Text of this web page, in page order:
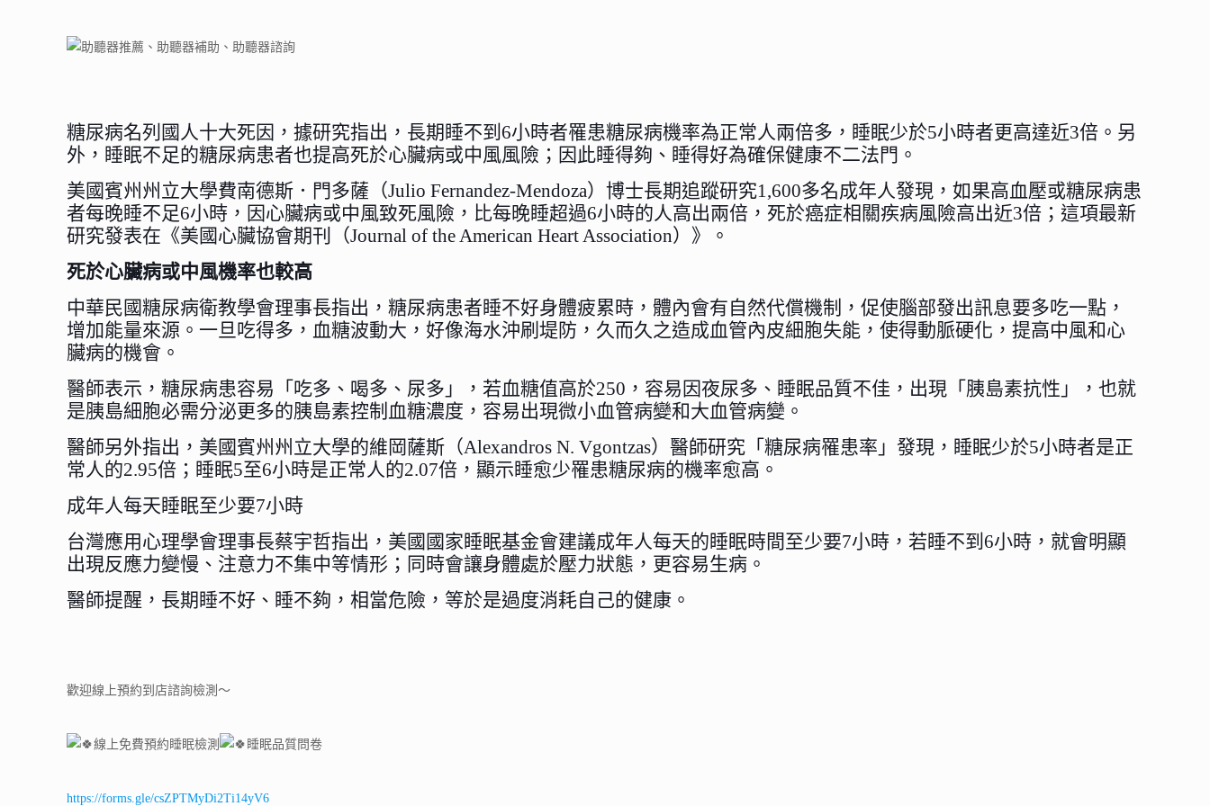
糖尿病名列國人十大死因，據研究指出，長期睡不到6小時者罹患糖尿病機率為正常人兩倍多，睡眠少於5小時者更高達近3倍。另
外，睡眠不足的糖尿病患者也提高死於心臟病或中風風險；因此睡得夠、睡得好為確保健康不二法門。
美國賓州州立大學費南德斯．門多薩（Julio Fernandez-Mendoza）博士長期追蹤研究1,600多名成年人發現，如果高血壓或糖尿病患
者每晚睡不足6小時，因心臟病或中風致死風險，比每晚睡超過6小時的人高出兩倍，死於癌症相關疾病風險高出近3倍；這項最新
研究發表在《美國心臟協會期刊（Journal of the American Heart Association）》。
死於心臟病或中風機率也較高
中華民國糖尿病衛教學會理事長指出，糖尿病患者睡不好身體疲累時，體內會有自然代償機制，促使腦部發出訊息要多吃一點，
增加能量來源。一旦吃得多，血糖波動大，好像海水沖刷堤防，久而久之造成血管內皮細胞失能，使得動脈硬化，提高中風和心
臟病的機會。
醫師表示，糖尿病患容易「吃多、喝多、尿多」，若血糖值高於250，容易因夜尿多、睡眠品質不佳，出現「胰島素抗性」，也就
是胰島細胞必需分泌更多的胰島素控制血糖濃度，容易出現微小血管病變和大血管病變。
醫師另外指出，美國賓州州立大學的維岡薩斯（Alexandros N. Vgontzas）醫師研究「糖尿病罹患率」發現，睡眠少於5小時者是正
常人的2.95倍；睡眠5至6小時是正常人的2.07倍，顯示睡愈少罹患糖尿病的機率愈高。
成年人每天睡眠至少要7小時
台灣應用心理學會理事長蔡宇哲指出，美國國家睡眠基金會建議成年人每天的睡眠時間至少要7小時，若睡不到6小時，就會明顯
出現反應力變慢、注意力不集中等情形；同時會讓身體處於壓力狀態，更容易生病。
醫師提醒，長期睡不好、睡不夠，相當危險，等於是過度消耗自己的健康。
歡迎線上預約到店諮詢檢測～
線上免費預約睡眠檢測 睡眠品質問卷
https://forms.gle/csZPTMyDi2Ti14yV6